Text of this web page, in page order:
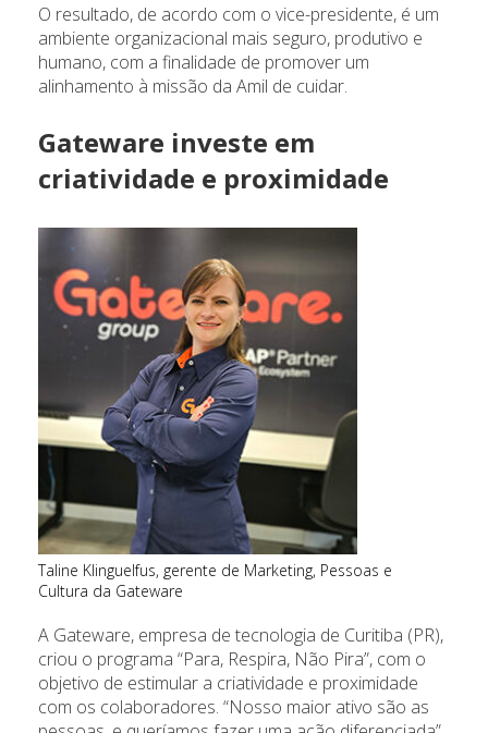
O resultado, de acordo com o vice-presidente, é um
ambiente organizacional mais seguro, produtivo e
humano, com a finalidade de promover um
alinhamento à missão da Amil de cuidar.
Gateware investe em
criatividade e proximidade
Taline Klinguelfus, gerente de Marketing, Pessoas e
Cultura da Gateware
A Gateware, empresa de tecnologia de Curitiba (PR),
criou o programa “Para, Respira, Não Pira”, com o
objetivo de estimular a criatividade e proximidade
com os colaboradores. “Nosso maior ativo são as